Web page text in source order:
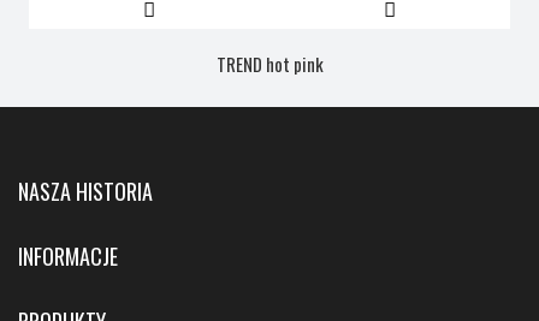
TREND hot pink
NASZA HISTORIA
INFORMACJE